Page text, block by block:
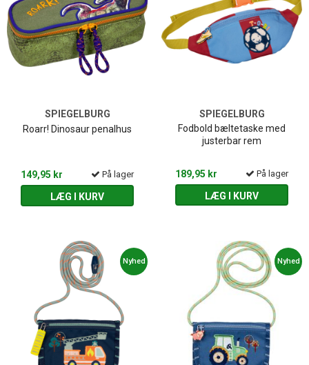
SPIEGELBURG
Roarr! Dinosaur penalhus
149,95 kr På lager
LÆG I KURV
SPIEGELBURG
Fodbold bæltetaske med
justerbar rem
189,95 kr På lager
LÆG I KURV
Nyhed Nyhed